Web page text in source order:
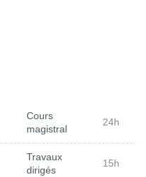
Cours
magistral
24h
Travaux
dirigés
15h